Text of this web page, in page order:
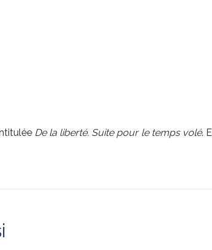
De la liberté. Suite pour le temps volé.